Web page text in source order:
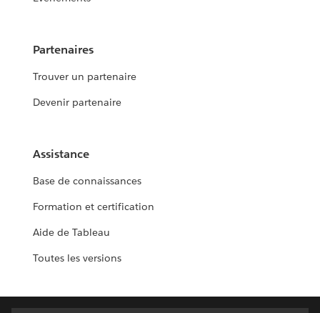
Partenaires
Trouver un partenaire
Devenir partenaire
Assistance
Base de connaissances
Formation et certification
Aide de Tableau
Toutes les versions